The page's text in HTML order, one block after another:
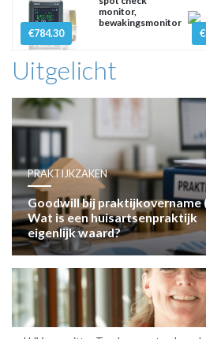
€784.30
monitor,
bewakingsmonitor
Uitgelicht
PRAKTIJKZAKEN
Goodwill bij praktijkovername
Wat is een huisartsenpraktijk
eigenlijk waard?